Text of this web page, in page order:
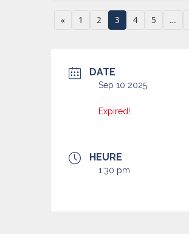
« 1 2 3 4 5 …
DATE
Sep 10 2025
Expired!
HEURE
1:30 pm